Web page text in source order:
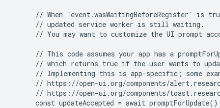
// When `event.wasWaitingBeforeRegister` is
      // updated service worker is still waiting.
// You may want to customize the UI prompt
// This code assumes your app has a
// which returns true if the user wants to
// Implementing this is app-specific; some
// https://open-ui.org/components/
// https://open-ui.org/components/
const updateAccepted = await